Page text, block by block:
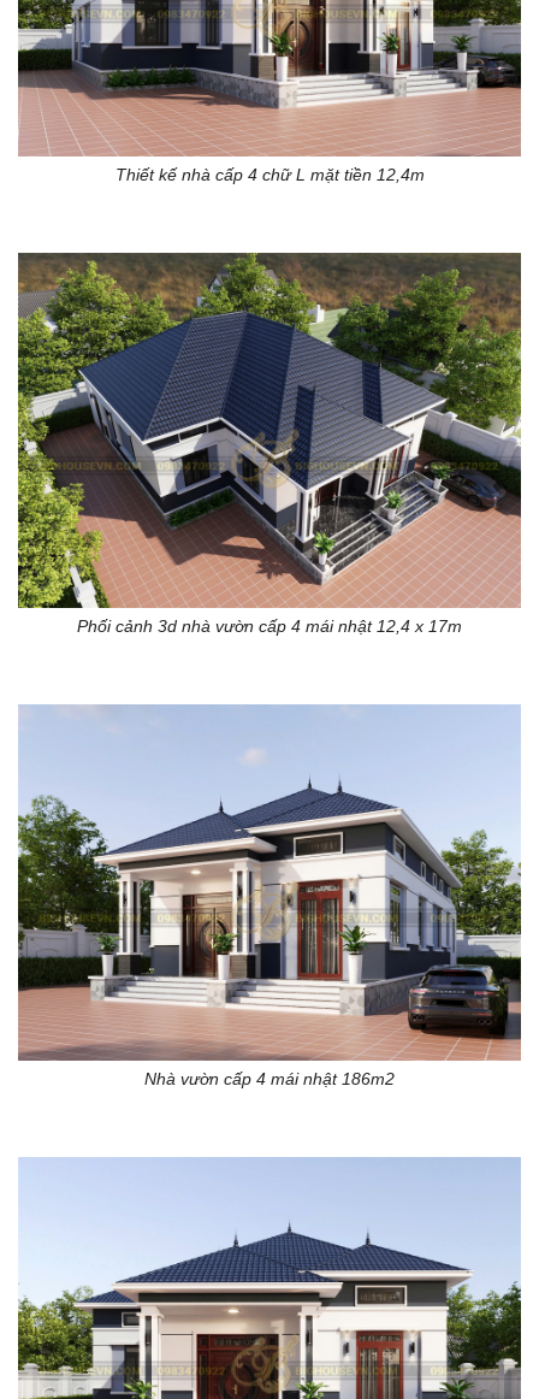
Thiết kế nhà cấp 4 chữ L mặt tiền 12,4m
Phối cảnh 3d nhà vườn cấp 4 mái nhật 12,4 x 17m
Nhà vườn cấp 4 mái nhật 186m2